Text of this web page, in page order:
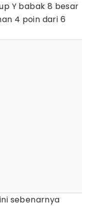
Y babak 8 besar
4 poin dari 6
sebenarnya